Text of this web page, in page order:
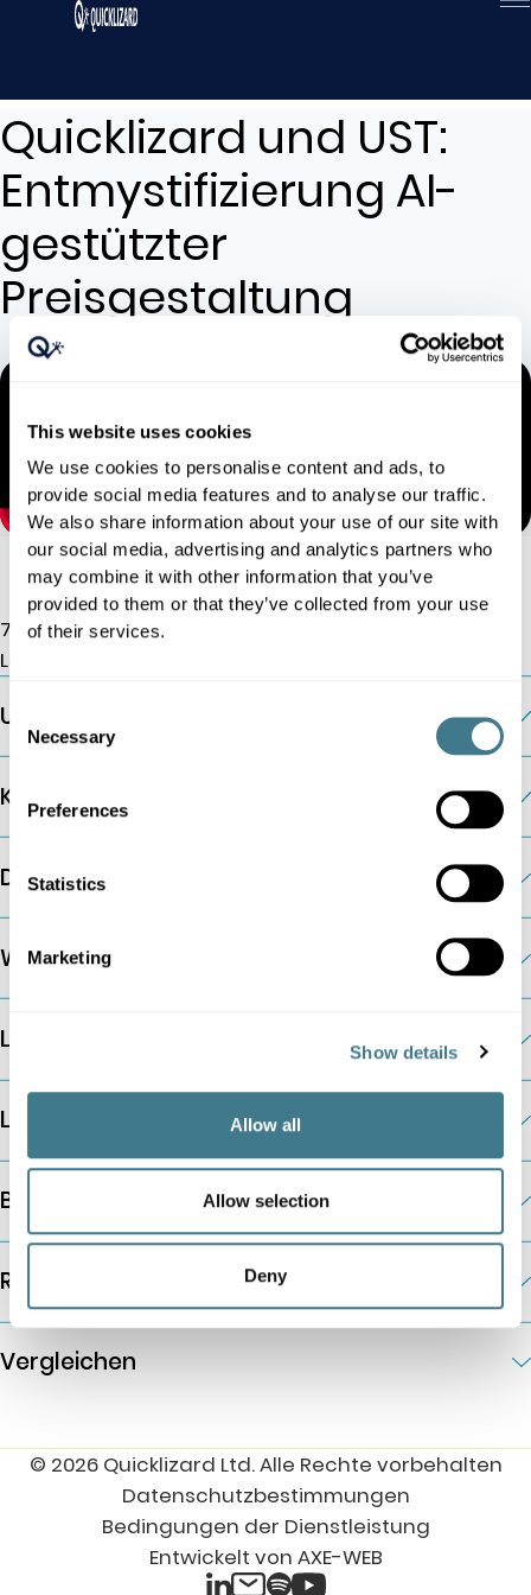
This website uses cookies
We use cookies to personalise content and ads, to
provide social media features and to analyse our traffic.
We also share information about your use of our site with
our social media, advertising and analytics partners who
may combine it with other information that you’ve
provided to them or that they’ve collected from your use
of their services.
Selection
Necessary
Preferences
Statistics
Marketing
Show details
Allow all
Allow selection
Deny
Quicklizard und UST:
Entmystifizierung AI-
gestützter
Preisgestaltung
7 Albemarle Street, W1S 4HQ
London, Großbritannien
Unternehmen
KI-Preismodule
Die Plattform
Weitere Informationen
Lösungen nach Unternehmensart
Lösungen nach Geschäftsanforderungen
Branchenlösungen
Ressourcen
Vergleichen
© 2026 Quicklizard Ltd. Alle Rechte vorbehalten
Datenschutzbestimmungen
Bedingungen der Dienstleistung
Entwickelt von AXE-WEB